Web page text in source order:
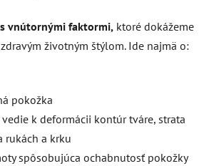
vnútornými faktormi, ktoré dokážeme
životným štýlom. Ide najmä o:
pokožka
k deformácii kontúr tváre, strata
rukách a krku
spôsobujúca ochabnutosť pokožky